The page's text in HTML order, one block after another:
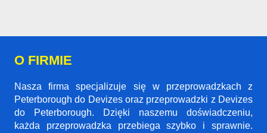
O FIRMIE
Nasza firma specjalizuje się w przeprowadzkach z
Peterborough do Devizes oraz przeprowadzki z Devizes
do Peterborough. Dzięki naszemu doświadczeniu,
każda przeprowadzka przebiega szybko i sprawnie.